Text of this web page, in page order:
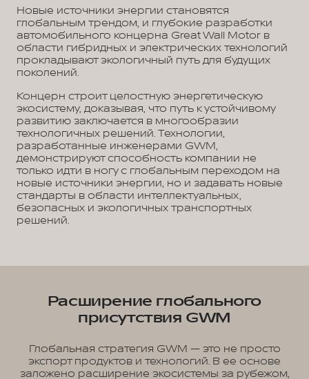
Новые источники энергии становятся
глобальным трендом, и глубокие разработки
автомобильного концерна Great Wall Motor в
области гибридных и электрических технологий
прокладывают экологичный путь для будущих
поколений.
Концерн строит целостную энергетическую
экосистему, доказывая, что путь к устойчивому
развитию заключается в многообразии
технологичных решений. Технологии,
разработанные инженерами GWM,
демонстрируют способность компании не
только идти в ногу с глобальным переходом на
новые источники энергии, но и задавать новые
стандарты в области интеллектуальных,
безопасных и экологичных транспортных
решений.
Расширение глобального
присутствия GWM
Глобальная стратегия GWM — это не просто
экспорт продуктов и технологий. В ее основе
заложено расширение экосистемы за рубежом,